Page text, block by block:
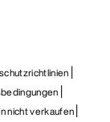
nicht verkaufen